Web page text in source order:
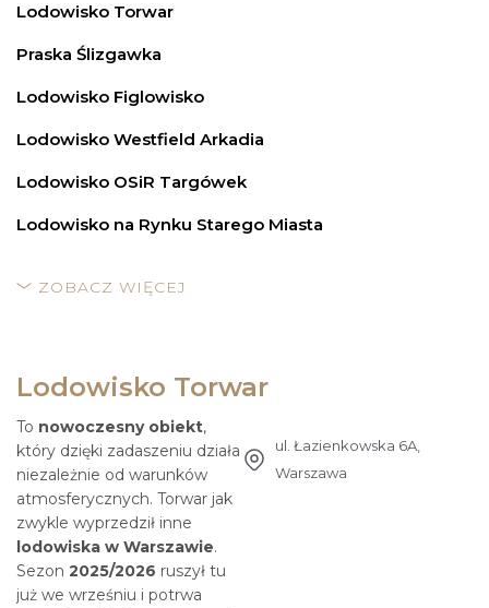
Lodowisko Torwar
Praska Ślizgawka
Lodowisko Figlowisko
Lodowisko Westfield Arkadia
Lodowisko OSiR Targówek
Lodowisko na Rynku Starego Miasta
ZOBACZ WIĘCEJ
Lodowisko Torwar
To nowoczesny obiekt,
który dzięki zadaszeniu działa
niezależnie od warunków
atmosferycznych. Torwar jak
zwykle wyprzedził inne
lodowiska w Warszawie.
Sezon 2025/2026 ruszył tu
już we wrześniu i potrwa
ul. Łazienkowska 6A,
Warszawa